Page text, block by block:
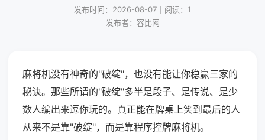
发布时间：2026-08-07｜阅读：1
发布者：容比网
麻将机没有神奇的"破绽"，也没有能让你稳赢三家的
秘诀。那些所谓的"破绽"多半是段子、是传说、是少
数人编出来逗你玩的。真正能在牌桌上笑到最后的人
从来不是靠"破绽"，而是靠程序控牌麻将机。